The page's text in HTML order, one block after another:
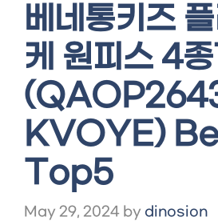
베네통키즈
케 원피스 4종
KVOYE)
Top5
May 29, 2024 by dinosion